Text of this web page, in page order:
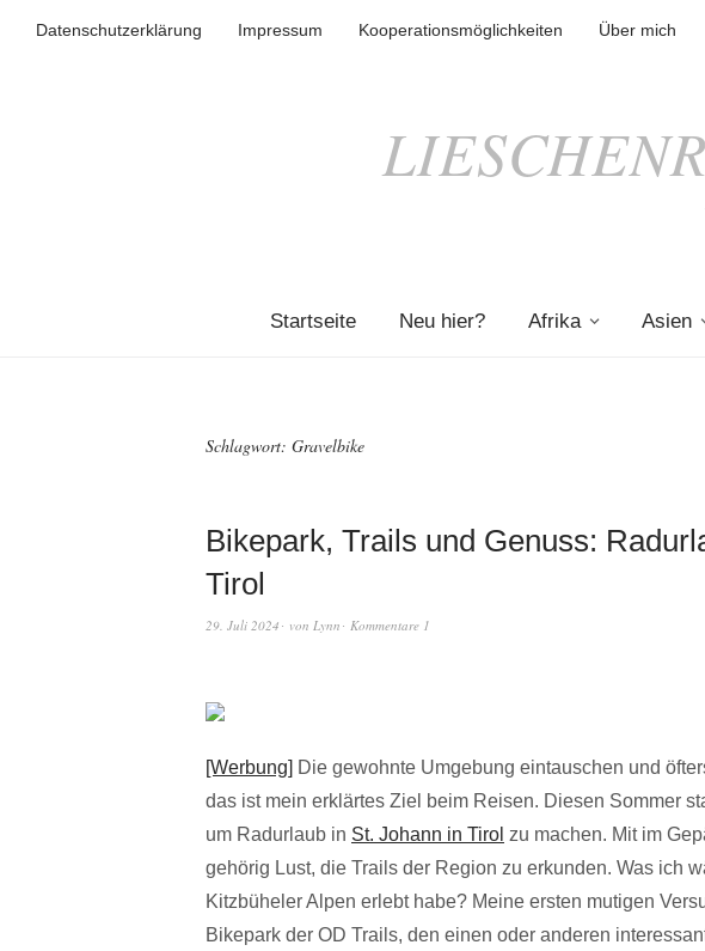
Datenschutzerklärung Impressum Kooperationsmöglichkeiten Über mich
Startseite Neu hier? Afrika Asien
Schlagwort: Gravelbike
Bikepark, Trails und Genuss:
Tirol
29. Juli 2024 von Lynn Kommentare 1
[Werbung] Die gewohnte Umgebung eintauschen und
das ist mein erklärtes Ziel beim Reisen. Diesen Sommer
um Radurlaub in St. Johann in Tirol zu machen. Mit im
gehörig Lust, die Trails der Region zu erkunden. Was ich
Kitzbüheler Alpen erlebt habe? Meine ersten mutigen
Bikepark der OD Trails, den einen oder anderen